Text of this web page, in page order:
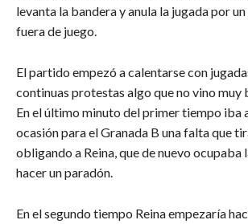
levanta la bandera y anula la jugada por
fuera de juego.
El partido empezó a calentarse con
continuas protestas algo que no vino muy
En el último minuto del primer tiempo iba
ocasión para el Granada B una falta que
obligando a Reina, que de nuevo ocupaba
hacer un paradón.
En el segundo tiempo Reina empezaría